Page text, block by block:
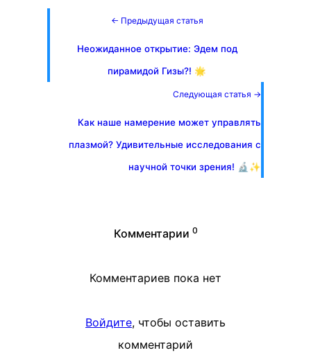
← Предыдущая статья
Неожиданное открытие: Эдем под
пирамидой Гизы?! 🌟
Следующая статья →
Как наше намерение может управлять
плазмой? Удивительные исследования с
научной точки зрения! 🔬✨
Комментарии 0
Комментариев пока нет
Войдите, чтобы оставить
комментарий